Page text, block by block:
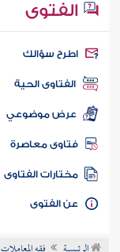
الفتوى
سؤالك
الفتاوى الحية
عرض موضوعي
فتاوى معاصرة
مختارات الفتاوى
الفتوى